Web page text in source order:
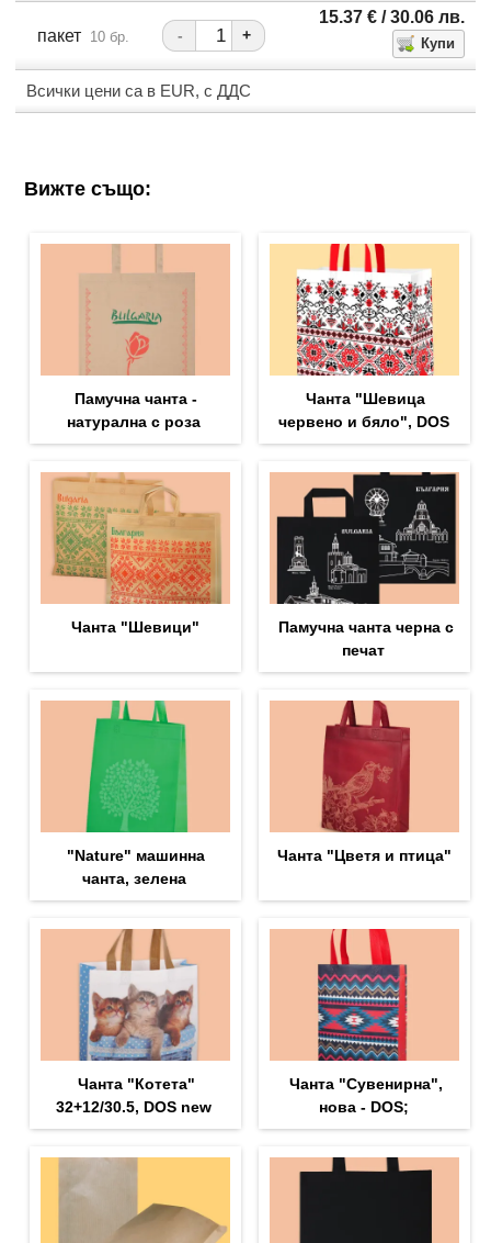
пакет 10 бр. - +
15.37 €/ 30.06 лв.
Всички цени са в EUR, с ДДС
Вижте също:
Памучна чанта -
натурална с роза
Чанта "Шевица
червено и бяло", DOS
Чанта "Шевици"
Памучна чанта черна с
печат
"Nature" машинна
чанта, зелена
Чанта "Цветя и птица"
Чанта "Котета"
32+12/30.5, DOS new
Чанта "Сувенирна",
нова - DOS;